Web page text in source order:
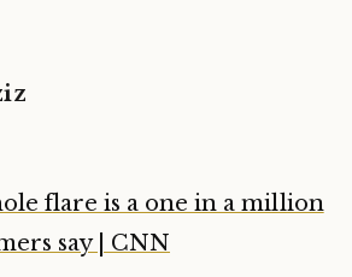
flare is a one in a million
say | CNN